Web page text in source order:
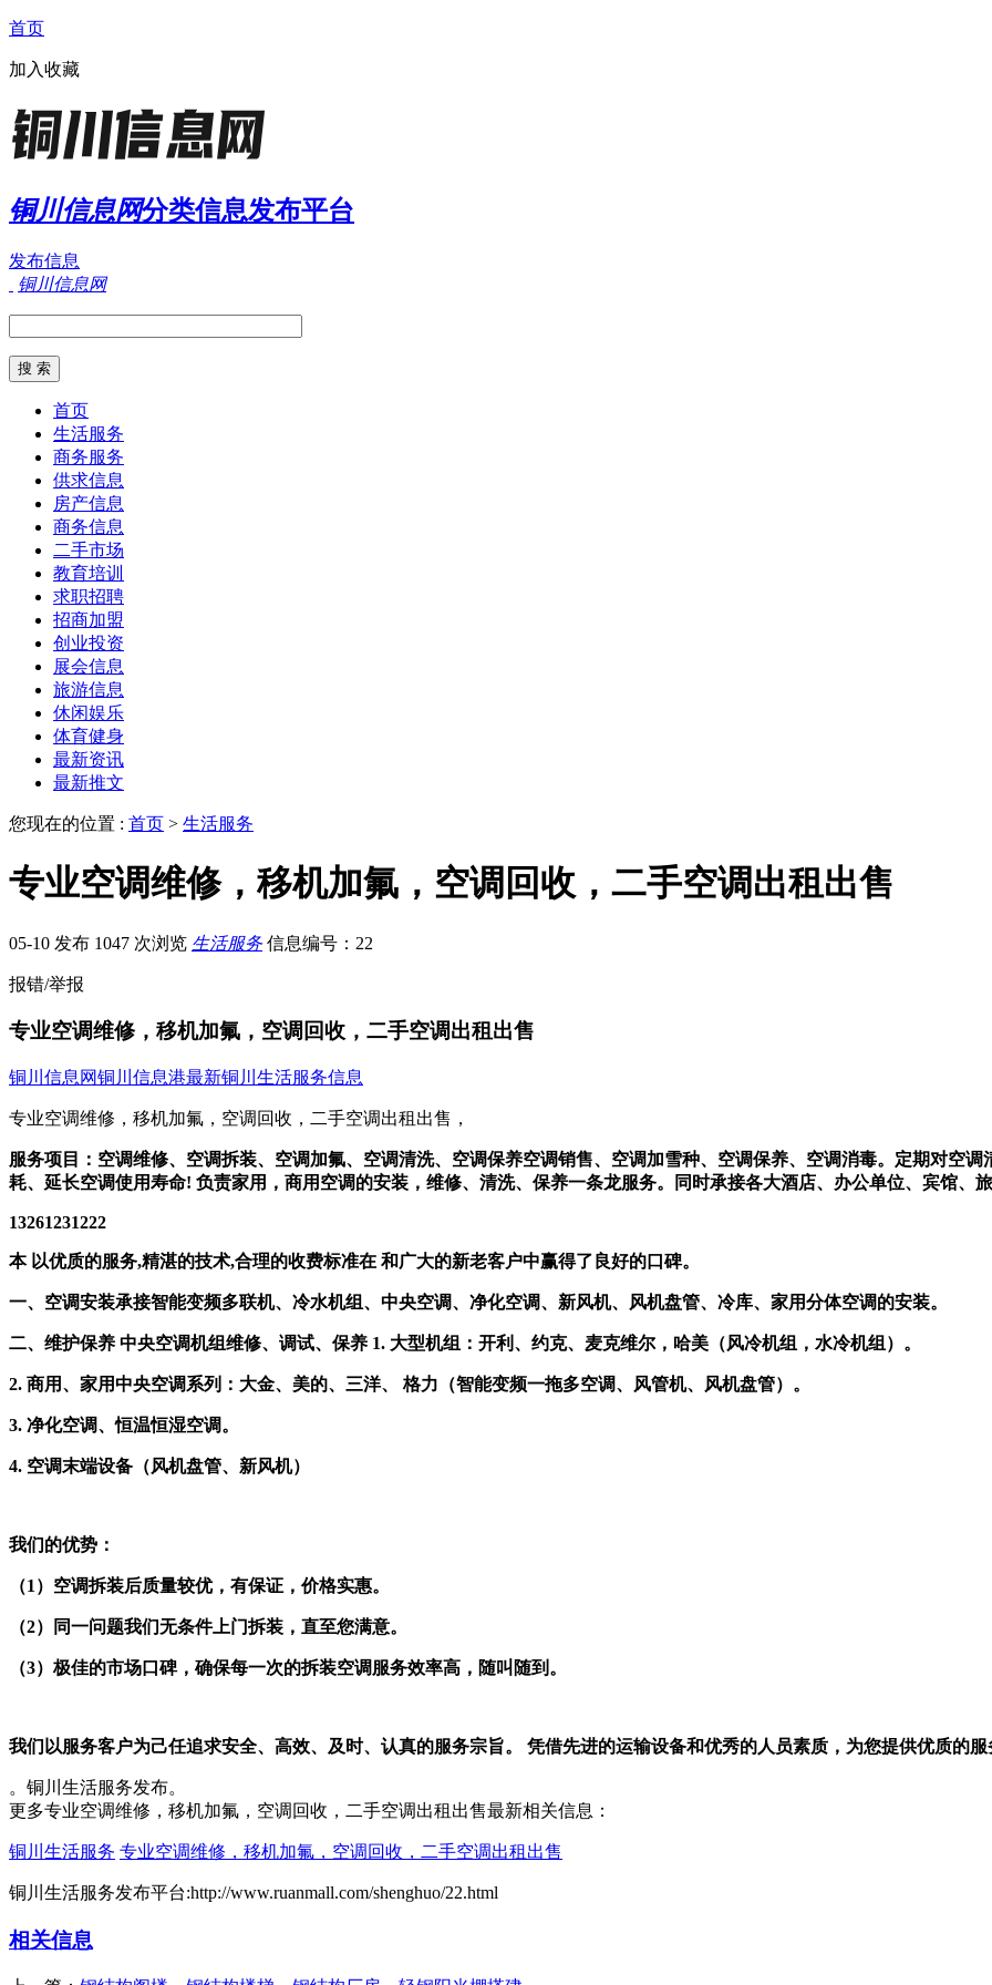
首页
加入收藏
铜川信息网分类信息发布平台
发布信息
铜川信息网
首页
生活服务
商务服务
供求信息
房产信息
商务信息
二手市场
教育培训
求职招聘
招商加盟
创业投资
展会信息
旅游信息
休闲娱乐
体育健身
最新资讯
最新推文
您现在的位置 : 首页 > 生活服务
专业空调维修，移机加氟，空调回收，二手空调出租出售
05-10 发布 1047 次浏览 生活服务 信息编号：22
报错/举报
专业空调维修，移机加氟，空调回收，二手空调出租出售
铜川信息网铜川信息港最新铜川生活服务信息
专业空调维修，移机加氟，空调回收，二手空调出租出售，
服务项目：空调维修、空调拆装、空调加氟、空调清洗、空调保养空调销售、空调加雪种、空调保养、空调消毒。定期对空
耗、延长空调使用寿命! 负责家用，商用空调的安装，维修、清洗、保养一条龙服务。同时承接各大酒店、办公单位、宾馆、
13261231222
本 以优质的服务,精湛的技术,合理的收费标准在 和广大的新老客户中赢得了良好的口碑。
一、空调安装承接智能变频多联机、冷水机组、中央空调、净化空调、新风机、风机盘管、冷库、家用分体空调的安装。
二、维护保养 中央空调机组维修、调试、保养 1. 大型机组：开利、约克、麦克维尔，哈美（风冷机组，水冷机组）。
2. 商用、家用中央空调系列：大金、美的、三洋、 格力（智能变频一拖多空调、风管机、风机盘管）。
3. 净化空调、恒温恒湿空调。
4. 空调末端设备（风机盘管、新风机）
我们的优势：
（1）空调拆装后质量较优，有保证，价格实惠。
（2）同一问题我们无条件上门拆装，直至您满意。
（3）极佳的市场口碑，确保每一次的拆装空调服务效率高，随叫随到。
我们以服务客户为己任追求安全、高效、及时、认真的服务宗旨。 凭借先进的运输设备和优秀的人员素质，为您提供优质的服
。铜川生活服务发布。
更多专业空调维修，移机加氟，空调回收，二手空调出租出售最新相关信息：
铜川生活服务 专业空调维修，移机加氟，空调回收，二手空调出租出售
铜川生活服务发布平台:http://www.ruanmall.com/shenghuo/22.html
相关信息